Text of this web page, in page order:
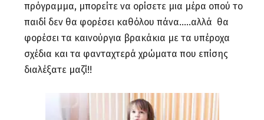
πρόγραμμα, μπορείτε να ορίσετε μια μέρα οπού το
παιδί δεν θα φορέσει καθόλου πάνα…..αλλά θα
φορέσει τα καινούργια βρακάκια με τα υπέροχα
σχέδια και τα φανταχτερά χρώματα που επίσης
διαλέξατε μαζί!!